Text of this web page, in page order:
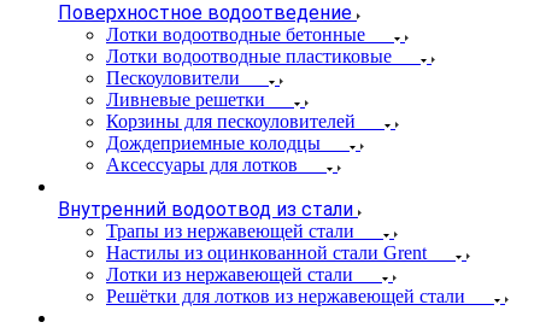
Поверхностное водоотведение
Лотки водоотводные бетонные
Лотки водоотводные пластиковые
Пескоуловители
Ливневые решетки
Корзины для пескоуловителей
Дождеприемные колодцы
Аксессуары для лотков
Внутренний водоотвод из стали
Трапы из нержавеющей стали
Настилы из оцинкованной стали Grent
Лотки из нержавеющей стали
Решётки для лотков из нержавеющей стали